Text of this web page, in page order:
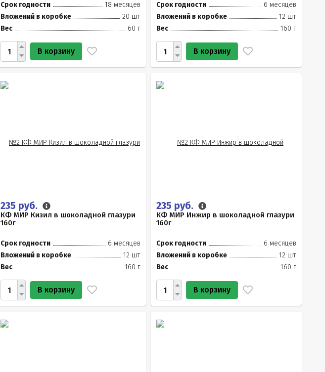
Срок годности
18 месяцев
Вложений в коробке
20 шт
Вес
60 г
В корзину
Срок годности
6 месяцев
Вложений в коробке
12 шт
Вес
160 г
В корзину
235 руб.
КФ МИР Кизил в шоколадной глазури
160г
Срок годности
6 месяцев
Вложений в коробке
12 шт
Вес
160 г
В корзину
235 руб.
КФ МИР Инжир в шоколадной глазури
160г
Срок годности
6 месяцев
Вложений в коробке
12 шт
Вес
160 г
В корзину